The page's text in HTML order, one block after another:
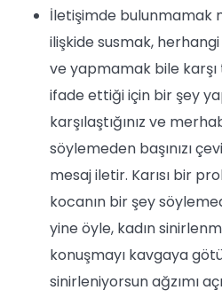
İletişimde bulunmamak
ilişkide susmak,
ve yapmamak bile
ifade ettiği için bir şey
karşılaştığınız ve
söylemeden başınızı
mesaj iletir. Karısı bir
kocanın bir şey
yine öyle, kadın
konuşmayı kavgaya
sinirleniyorsun ağzımı